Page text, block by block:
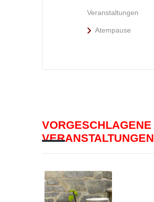
Veranstaltungen
Atempause
VORGESCHLAGENE
VERANSTALTUNGEN